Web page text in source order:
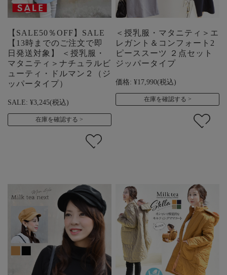
【SALE50％OFF】SALE
【13時までのご注文で即
日発送対象】 ＜授乳服・
マタニティ＞ナチュラルビ
ューティ・ドルマン２（ジ
ッパータイプ）
SALE: ¥3,245(税込)
在庫を確認する
＜授乳服・マタニティ＞エ
レガント＆コンフォート2
ピーススーツ ２点セット
ジッパータイプ
価格: ¥17,990(税込)
在庫を確認する